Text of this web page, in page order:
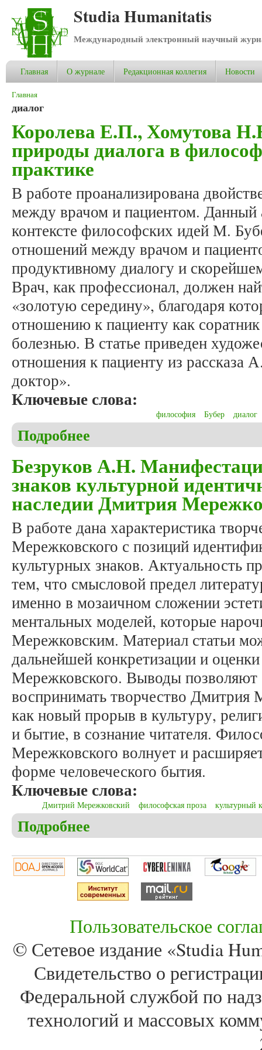
Studia Humanitatis
Международный электронный научный
Главная О журнале Редакционная коллегия Новости
Вы здесь
Главная
диалог
Королева Е.П., Хомутова
природы диалога в
практике
В работе проанализирована
между врачом и пациентом. Данный
контексте философских идей М.
отношений между врачом и
продуктивному диалогу и
Врач, как профессионал, должен
«золотую середину», благодаря
отношению к пациенту как
болезнью. В статье приведен
отношения к пациенту из
доктор».
Ключевые слова:
философия Бубер диалог
Подробнее
Безруков А.Н.
знаков культурной
наследии Дмитрия
В работе дана характеристика
Мережковского с позиций
культурных знаков. Актуальность
тем, что смысловой предел
именно в мозаичном сложении
ментальных моделей, которые
Мережковским. Материал статьи
дальнейшей конкретизации и
Мережковского. Выводы
воспринимать творчество Дмитрия
как новый прорыв в культуру,
и бытие, в сознание читателя.
Мережковского волнует и
форме человеческого бытия.
Ключевые слова:
Дмитрий Мережковский философская проза культурный
Подробнее
Пользовательское
© Сетевое издание «Studia
Свидетельство о
Федеральной службой по
технологий и массовых